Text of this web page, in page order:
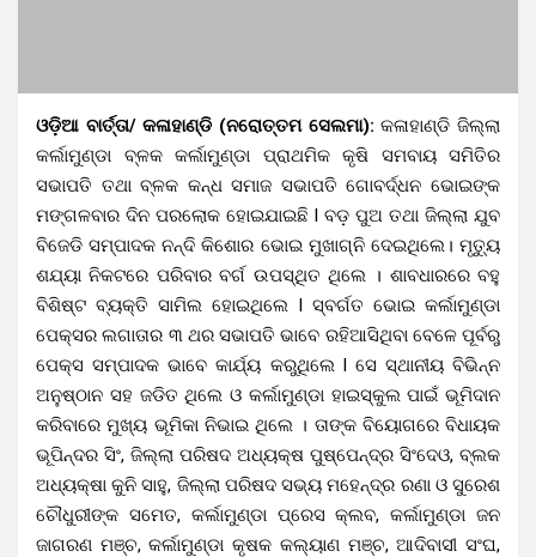
ଓଡ଼ିଆ ବାର୍ତ୍ତା/ କଳାହାଣ୍ଡି (ନରୋତ୍ତମ ସେଲମା):କଳାହାଣ୍ଡି ଜିଲ୍ଲା
କର୍ଲାମୁଣ୍ଡା ବ୍ଳକ କର୍ଲାମୁଣ୍ଡା ପ୍ରାଥମିକ କୃଷି ସମବାୟ ସମିତିର
ସଭାପତି ତଥା ବ୍ଳକ କନ୍ଧ ସମାଜ ସଭାପତି ଗୋବର୍ଦ୍ଧନ ଭୋଇଙ୍କ
ମଙ୍ଗଳବାର ଦିନ ପରଲୋକ ହୋଇଯାଇଛି l ବଡ଼ ପୁଅ ତଥା ଜିଲ୍ଲା ଯୁବ
ବିଜେଡି ସମ୍ପାଦକ ନନ୍ଦି କିଶୋର ଭୋଇ ମୁଖାଗ୍ନି ଦେଇଥିଲେ। ମୃତ୍ୟୁ
ଶଯ୍ୟା ନିକଟରେ ପରିବାର ବର୍ଗ ଉପସ୍ଥିତ ଥିଲେ । ଶାବଧାରରେ ବହୁ
ବିଶିଷ୍ଟ ବ୍ୟକ୍ତି ସାମିଲ ହୋଇଥିଲେ l ସ୍ବର୍ଗତ ଭୋଇ କର୍ଲାମୁଣ୍ଡା
ପେକ୍ସର ଲଗାତାର ୩ ଥର ସଭାପତି ଭାବେ ରହିଆସିଥିବା ବେଳେ ପୂର୍ବରୁ
ପେକ୍ସ ସମ୍ପାଦକ ଭାବେ କାର୍ଯ୍ୟ କରୁଥିଲେ l ସେ ସ୍ଥାନୀୟ ବିଭିନ୍ନ
ଅନୁଷ୍ଠାନ ସହ ଜଡିତ ଥିଲେ ଓ କର୍ଲାମୁଣ୍ଡା ହାଇସ୍କୁଲ ପାଇଁ ଭୂମିଦାନ
କରିବାରେ ମୁଖ୍ୟ ଭୂମିକା ନିଭାଇ ଥିଲେ । ତାଙ୍କ ବିୟୋଗରେ ବିଧାୟକ
ଭୂପିନ୍ଦର ସିଂ, ଜିଲ୍ଲା ପରିଷଦ ଅଧ୍ୟକ୍ଷ ପୁଷ୍ପେନ୍ଦ୍ର ସିଂଦେଓ, ବ୍ଲକ
ଅଧ୍ୟକ୍ଷା କୁନି ସାହୁ, ଜିଲ୍ଲା ପରିଷଦ ସଭ୍ୟ ମହେନ୍ଦ୍ର ରଣା ଓ ସୁରେଶ
ଚୌଧୁରୀଙ୍କ ସମେତ, କର୍ଲାମୁଣ୍ଡା ପ୍ରେସ କ୍ଲବ, କର୍ଲାମୁଣ୍ଡା ଜନ
ଜାଗରଣ ମଞ୍ଚ, କର୍ଲାମୁଣ୍ଡା କୃଷକ କଲ୍ୟାଣ ମଞ୍ଚ, ଆଦିବାସୀ ସଂଘ,